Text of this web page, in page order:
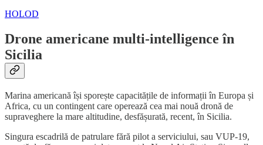
HOLOD
Drone americane multi-intelligence în
Sicilia
Marina americană își sporește capacitățile de informații în Europa și
Africa, cu un contingent care operează cea mai nouă dronă de
supraveghere la mare altitudine, desfășurată, recent, în Sicilia.
Singura escadrilă de patrulare fără pilot a serviciului, sau VUP-19,